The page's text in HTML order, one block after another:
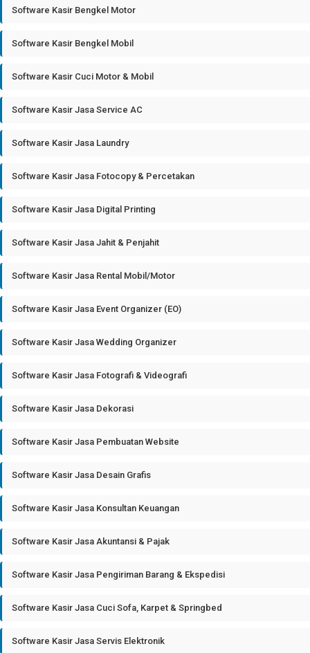
Software Kasir Bengkel Motor
Software Kasir Bengkel Mobil
Software Kasir Cuci Motor & Mobil
Software Kasir Jasa Service AC
Software Kasir Jasa Laundry
Software Kasir Jasa Fotocopy & Percetakan
Software Kasir Jasa Digital Printing
Software Kasir Jasa Jahit & Penjahit
Software Kasir Jasa Rental Mobil/Motor
Software Kasir Jasa Event Organizer (EO)
Software Kasir Jasa Wedding Organizer
Software Kasir Jasa Fotografi & Videografi
Software Kasir Jasa Dekorasi
Software Kasir Jasa Pembuatan Website
Software Kasir Jasa Desain Grafis
Software Kasir Jasa Konsultan Keuangan
Software Kasir Jasa Akuntansi & Pajak
Software Kasir Jasa Pengiriman Barang & Ekspedisi
Software Kasir Jasa Cuci Sofa, Karpet & Springbed
Software Kasir Jasa Servis Elektronik